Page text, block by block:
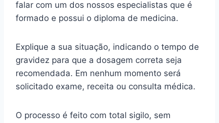
falar com um dos nossos especialistas que é
formado e possui o diploma de medicina.
Explique a sua situação, indicando o tempo de
gravidez para que a dosagem correta seja
recomendada. Em nenhum momento será
solicitado exame, receita ou consulta médica.
O processo é feito com total sigilo, sem